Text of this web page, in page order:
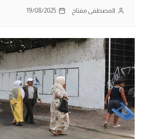
المصطفى مفتاح 19/08/2025